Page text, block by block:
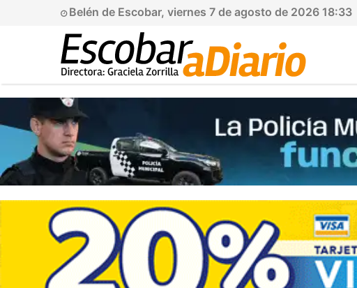
Belén de Escobar, viernes 7 de agosto de 2026 18:33